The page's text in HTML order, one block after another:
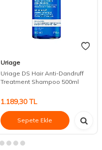
Uriage
Uriage DS Hair Anti-Dandruff
Treatment Shampoo 500ml
1.189,30TL
Sepete Ekle